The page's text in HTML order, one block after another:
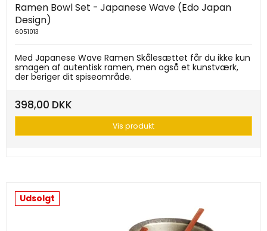
Ramen Bowl Set - Japanese Wave (Edo Japan
Design)
6051013
Med Japanese Wave Ramen Skålesættet får du ikke kun
smagen af autentisk ramen, men også et kunstværk,
der beriger dit spiseområde.
398,00 DKK
Vis produkt
Udsolgt